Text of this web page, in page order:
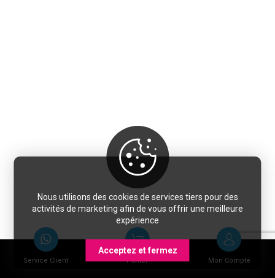
Service Client Panier Mon Compte
Nous utilisons des cookies de services tiers pour des
activités de marketing afin de vous offrir une meilleure
expérience
Acceptez et fermez